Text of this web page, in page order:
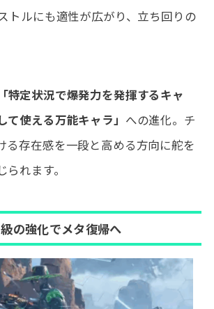
トルにも適性が広がり、立ち回りの
「特定状況で爆発力を発揮するキャ
て使える万能キャラ」 への進化。チ
る存在感を一段と高める方向に舵を
れます。
の強化でメタ復帰へ